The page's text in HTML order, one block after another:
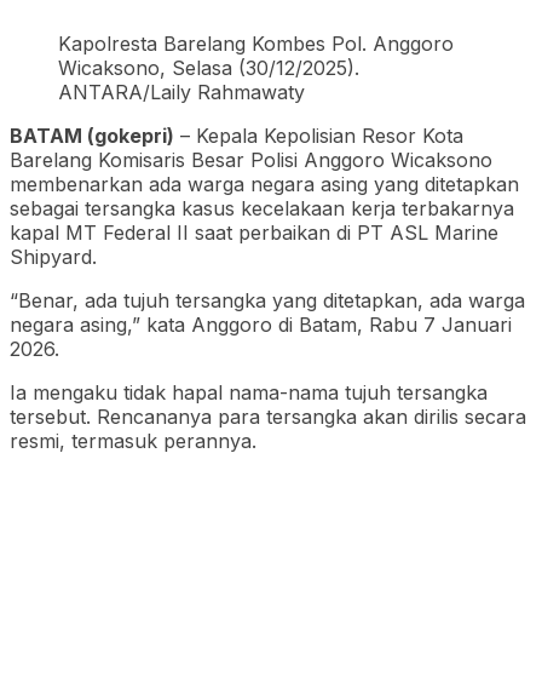
Kapolresta Barelang Kombes Pol. Anggoro
Wicaksono, Selasa (30/12/2025).
ANTARA/Laily Rahmawaty
BATAM (gokepri) – Kepala Kepolisian Resor Kota
Barelang Komisaris Besar Polisi Anggoro Wicaksono
membenarkan ada warga negara asing yang ditetapkan
sebagai tersangka kasus kecelakaan kerja terbakarnya
kapal MT Federal II saat perbaikan di PT ASL Marine
Shipyard.
“Benar, ada tujuh tersangka yang ditetapkan, ada warga
negara asing,” kata Anggoro di Batam, Rabu 7 Januari
2026.
Ia mengaku tidak hapal nama-nama tujuh tersangka
tersebut. Rencananya para tersangka akan dirilis secara
resmi, termasuk perannya.